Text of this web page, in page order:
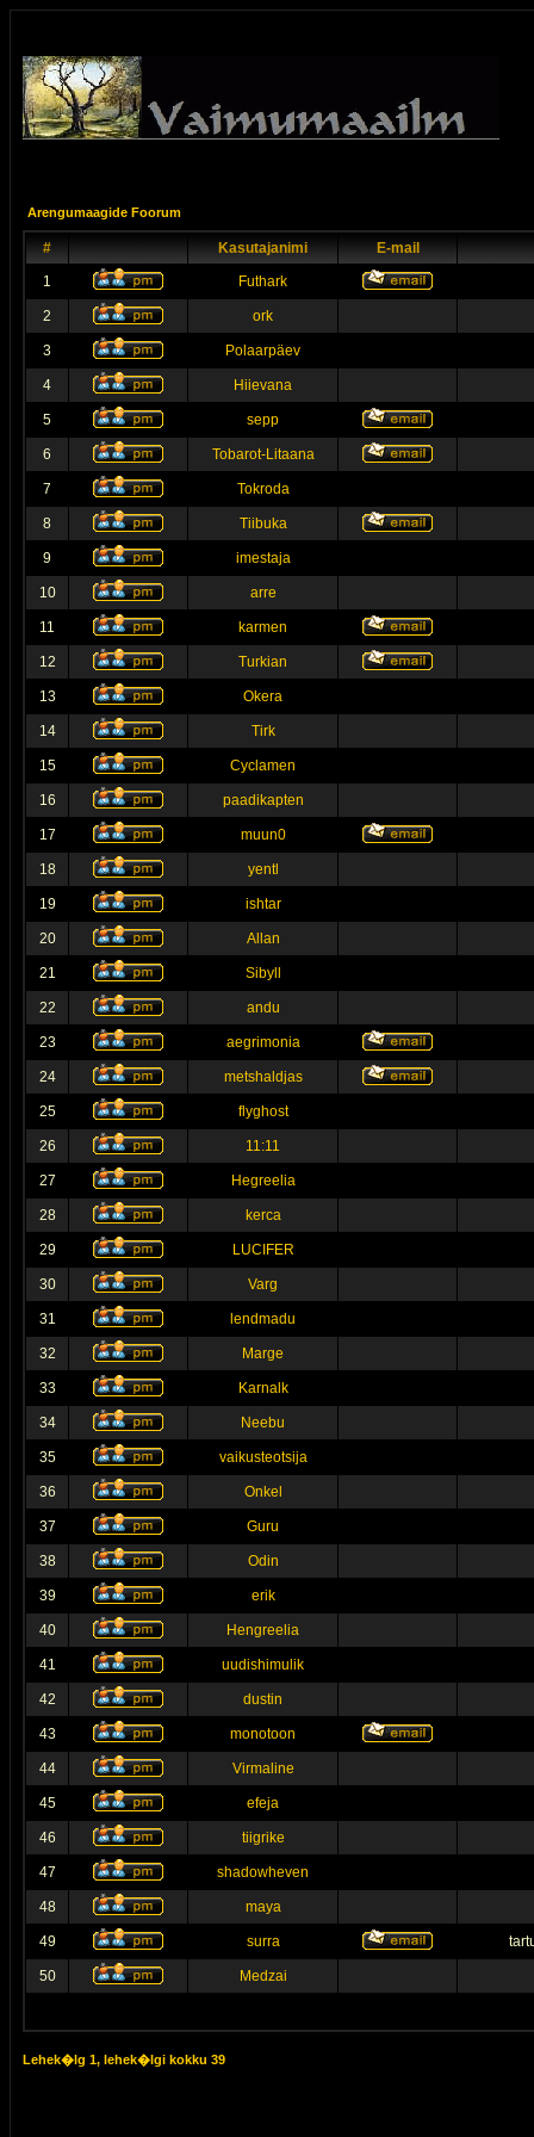
Arengumaagide Foorum
# Kasutajanimi
E-mail
1
Futhark
2 ork
3 Polaarpäev
4 Hiievana
5 sepp
6 Tobarot-Litaana
7 Tokroda
8 Tiibuka
9 imestaja
10 arre
11 karmen
12 Turkian
13 Okera
14 Tirk
15 Cyclamen
16 paadikapten
17 muun0
18 yentl
19 ishtar
20 Allan
21 Sibyll
22 andu
23 aegrimonia
24 metshaldjas
25 flyghost
26 11:11
27 Hegreelia
28 kerca
29 LUCIFER
30 Varg
31 lendmadu
32 Marge
33 Karnalk
34 Neebu
35 vaikusteotsija
36 Onkel
37 Guru
38 Odin
39 erik
40 Hengreelia
41 uudishimulik
42 dustin
43 monotoon
44 Virmaline
45 efeja
46 tiigrike
47 shadowheven
48 maya
49 surra
50 Medzai
Lehek�lg 1, lehek�lgi kokku 39